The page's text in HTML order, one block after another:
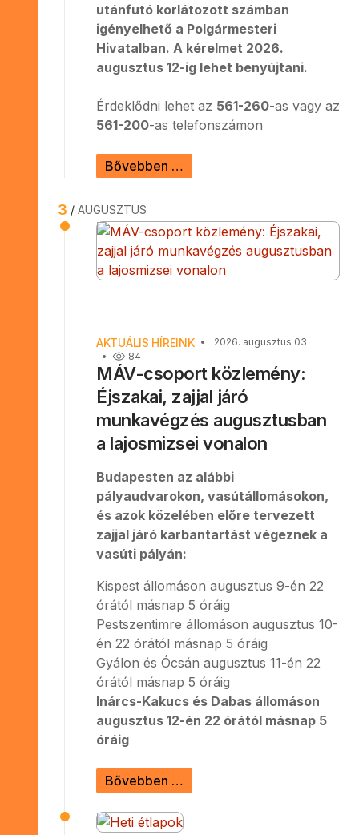
utánfutó korlátozott számban
igényelhető a Polgármesteri
Hivatalban. A kérelmet 2026.
augusztus 12-ig lehet benyújtani.
Érdeklődni lehet az 561-260-as vagy az
561-200-as telefonszámon
Bővebben …
3 AUGUSZTUS
AKTUÁLIS HÍREINK
2026. augusztus 03
84
MÁV-csoport közlemény:
Éjszakai, zajjal járó
munkavégzés augusztusban
a lajosmizsei vonalon
Budapesten az alábbi
pályaudvarokon, vasútállomásokon,
és azok közelében előre tervezett
zajjal járó karbantartást végeznek a
vasúti pályán:
Kispest állomáson augusztus 9-én 22
órától másnap 5 óráig
Pestszentimre állomáson augusztus 10-
én 22 órától másnap 5 óráig
Gyálon és Ócsán augusztus 11-én 22
órától másnap 5 óráig
Inárcs-Kakucs és Dabas állomáson
augusztus 12-én 22 órától másnap 5
óráig
Bővebben …